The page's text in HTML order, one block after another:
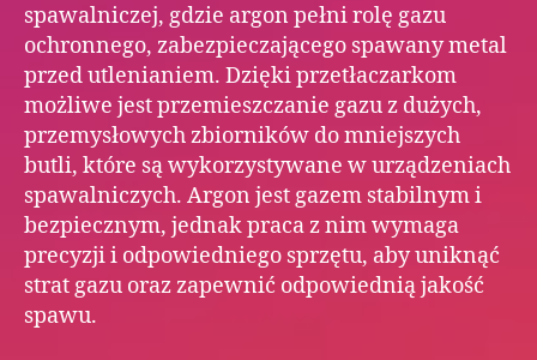
spawalniczej, gdzie argon pełni rolę gazu
ochronnego, zabezpieczającego spawany metal
przed utlenianiem. Dzięki przetłaczarkom
możliwe jest przemieszczanie gazu z dużych,
przemysłowych zbiorników do mniejszych
butli, które są wykorzystywane w urządzeniach
spawalniczych. Argon jest gazem stabilnym i
bezpiecznym, jednak praca z nim wymaga
precyzji i odpowiedniego sprzętu, aby uniknąć
strat gazu oraz zapewnić odpowiednią jakość
spawu.